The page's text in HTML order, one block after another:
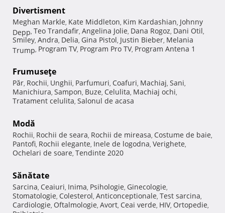
Divertisment
Meghan Markle, Kate Middleton, Kim Kardashian, Johnny
Depp, Teo Trandafir, Angelina Jolie, Dana Rogoz, Dani Otil,
Smiley, Andra, Delia, Gina Pistol, Justin Bieber, Melania
Trump, Program TV, Program Pro TV, Program Antena 1
Frumuseţe
Păr, Rochii, Unghii, Parfumuri, Coafuri, Machiaj, Sani,
Manichiura, Sampon, Buze, Celulita, Machiaj ochi,
Tratament celulita, Salonul de acasa
Modă
Rochii, Rochii de seara, Rochii de mireasa, Costume de baie,
Pantofi, Rochii elegante, Inele de logodna, Verighete,
Ochelari de soare, Tendinte 2020
Sănătate
Sarcina, Ceaiuri, Inima, Psihologie, Ginecologie,
Stomatologie, Colesterol, Anticonceptionale, Test sarcina,
Cardiologie, Oftalmologie, Avort, Ceai verde, HIV, Ortopedie,